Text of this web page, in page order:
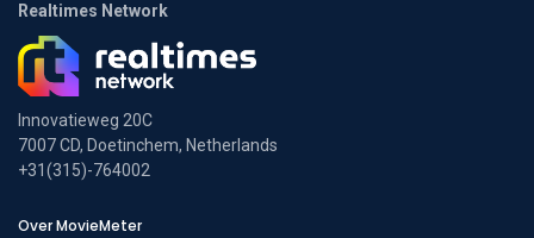
Realtimes Network
Innovatieweg 20C
7007 CD, Doetinchem, Netherlands
+31(315)-764002
Over MovieMeter